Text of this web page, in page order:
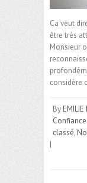
Ca veut
être très
Monsieur
considère
By EMILIE
classé,
|